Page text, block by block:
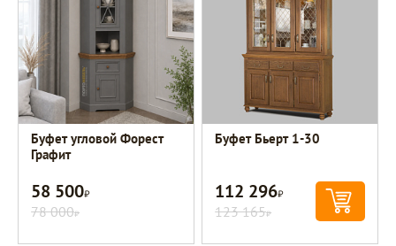
Буфет угловой Форест
Графит
58 500Р
78 000Р
Буфет Бьерт 1-30
112 296Р
123 165Р